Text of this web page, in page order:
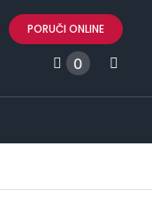
PORUČI ONLINE
0